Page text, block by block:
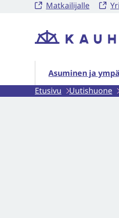
SiirryMatkailijalle
Etusivu
Asuminen ja
Asuminen ja
Etusivu
Uutishuone